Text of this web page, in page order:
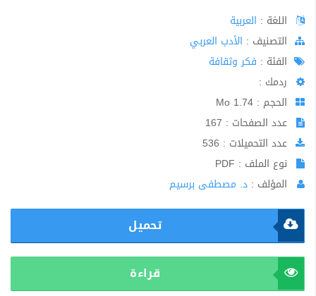
اللغة : العربية
اﻟﺘﺼﻨﻴﻒ : الأدب العربي
الفئة : فكر وثقافة
ردمك :
الحجم : 1.74 Mo
عدد الصفحات : 167
عدد التحميلات : 536
نوع الملف : PDF
المؤلف : د. مصطفى برسيم
تحميل
قراءة